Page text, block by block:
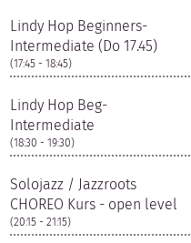
Lindy Hop Beginners-
Intermediate (Do 17.45)
(17:45 - 18:45)
Lindy Hop Beg-
Intermediate
(18:30 - 19:30)
Solojazz / Jazzroots
CHOREO Kurs - open level
(20:15 - 21:15)